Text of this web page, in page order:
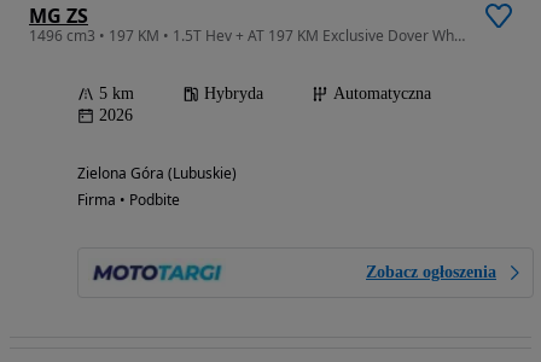
MG ZS
1496 cm3 • 197 KM • 1.5T Hev + AT 197 KM Exclusive Dover White + okno dachowe !
5 km Hybryda
Automatyczna
2026
Zielona Góra (Lubuskie)
Firma • Podbite
Zobacz ogłoszenia